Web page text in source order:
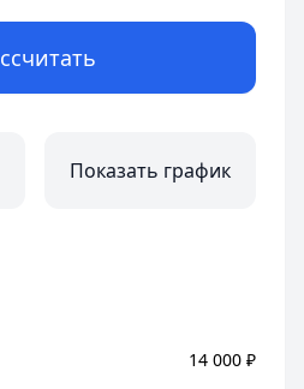
Показать график
14 000 ₽